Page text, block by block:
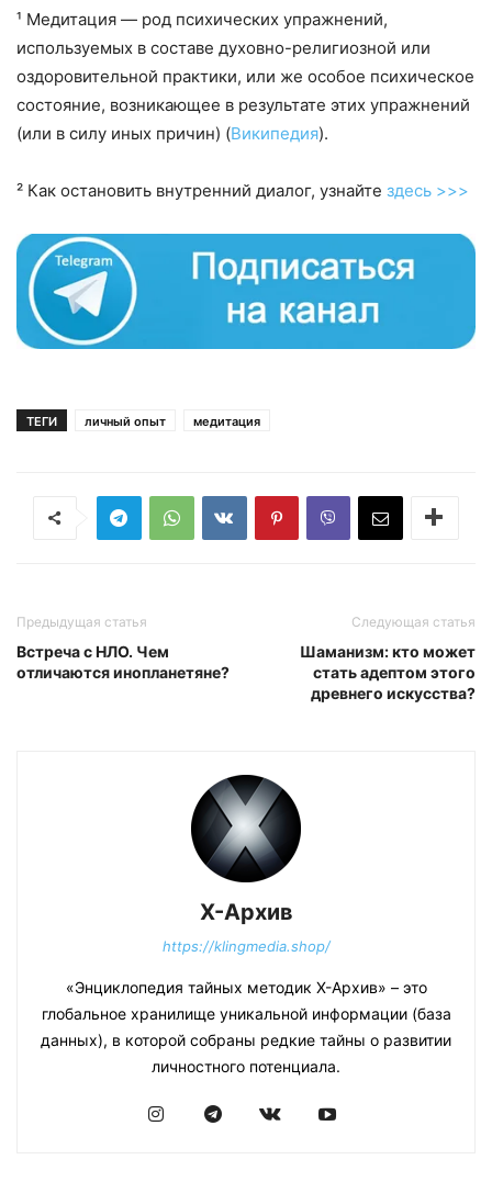
¹ Медитация — род психических упражнений,
используемых в составе духовно-религиозной или
оздоровительной практики, или же особое психическое
состояние, возникающее в результате этих упражнений
(или в силу иных причин) (Википедия).
² Как остановить внутренний диалог, узнайте здесь >>>
ТЕГИ личный опыт медитация
Предыдущая статья
Встреча с НЛО. Чем
отличаются инопланетяне?
Следующая статья
Шаманизм: кто может
стать адептом этого
древнего искусства?
Х-Архив
https://klingmedia.shop/
«Энциклопедия тайных методик Х-Архив» – это
глобальное хранилище уникальной информации (база
данных), в которой собраны редкие тайны о развитии
личностного потенциала.